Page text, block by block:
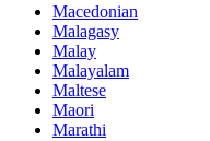
Macedonian
Malagasy
Malay
Malayalam
Maltese
Maori
Marathi